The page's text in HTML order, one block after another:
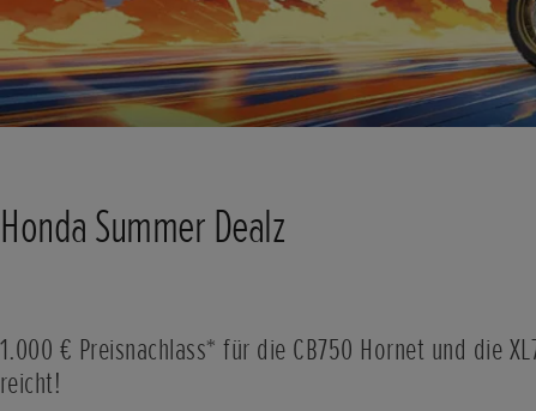
Honda Summer Dealz
1.000 € Preisnachlass* für die CB750 Hornet und die
reicht!